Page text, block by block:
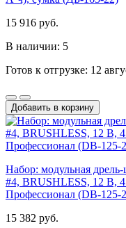
15 916 руб.
В наличии: 5
Готов к отгрузке: 12
Добавить в корзину
Набор: модульная
#4, BRUSHLESS, 12 В,
Профессионал (DB-125-
15 382 руб.